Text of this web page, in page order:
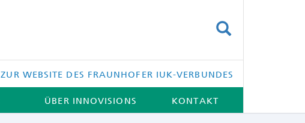
ZUR WEBSITE DES FRAUNHOFER IUK-VERBUNDES
ÜBER INNOVISIONS KONTAKT